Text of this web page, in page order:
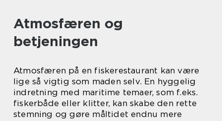
Atmosfæren og
betjeningen
Atmosfæren på en fiskerestaurant kan være
lige så vigtig som maden selv. En hyggelig
indretning med maritime temaer, som f.eks.
fiskerbåde eller klitter, kan skabe den rette
stemning og gøre måltidet endnu mere